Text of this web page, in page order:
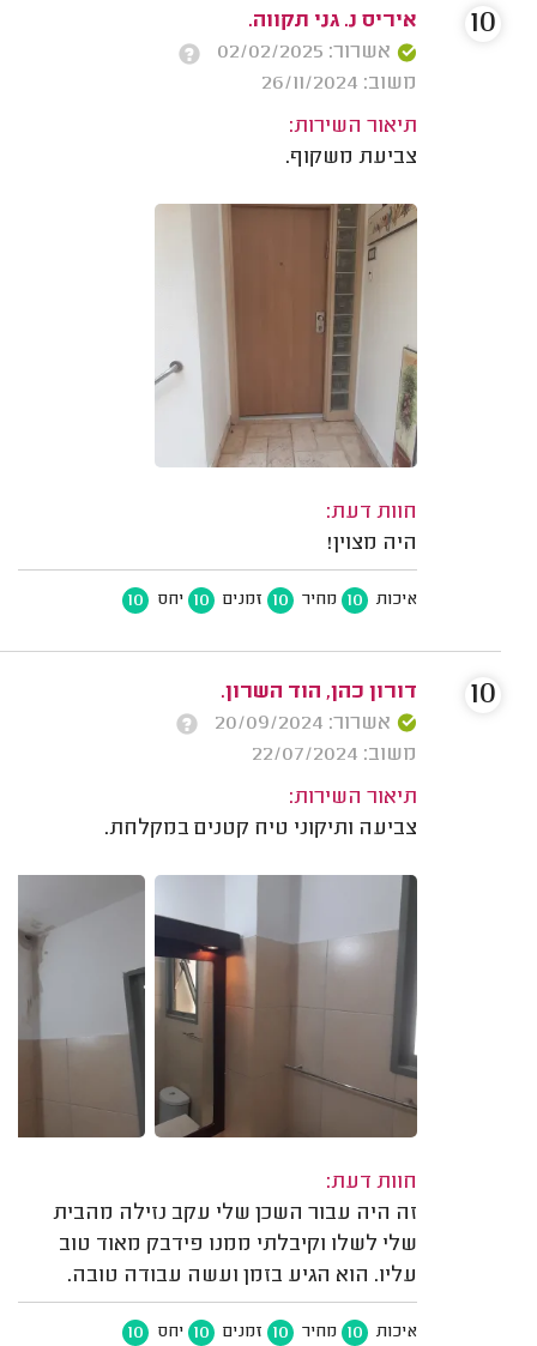
איריס נ. גני תקווה.
אשרור: 02/02/2025
משוב: 26/11/2024
תיאור השירות:
צביעת משקוף.
חוות דעת:
היה מצוין!
איכות 10 מחיר 10 זמנים 10 יחס 10
10
דורון כהן, הוד השרון.
אשרור: 20/09/2024
משוב: 22/07/2024
תיאור השירות:
צביעה ותיקוני טיח קטנים במקלחת.
חוות דעת:
זה היה עבור השכן שלי עקב נזילה מהבית
שלי לשלו וקיבלתי ממנו פידבק מאוד טוב
עליו. הוא הגיע בזמן ועשה עבודה טובה.
איכות 10 מחיר 10 זמנים 10 יחס 10
10